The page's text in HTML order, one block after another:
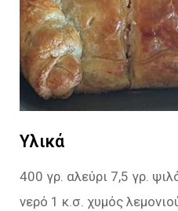
Υλικά
400 γρ. αλεύρι 7,5 γρ.
νερό 1 κ.σ. χυμός